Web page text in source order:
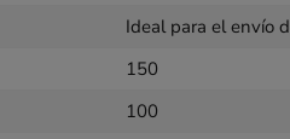
Ideal para el envío
150
100